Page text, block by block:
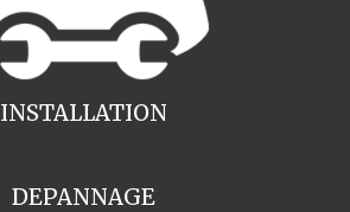
INSTALLATION
DEPANNAGE